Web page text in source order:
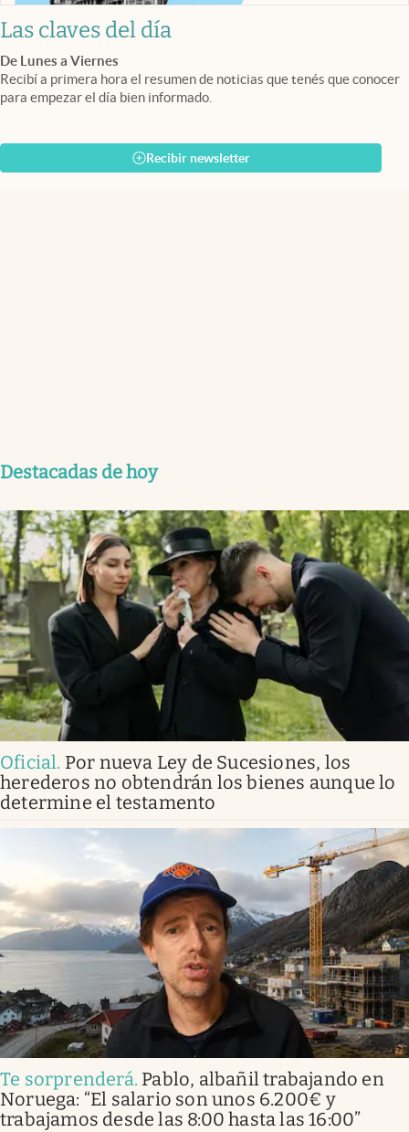
Las claves del día
De Lunes a Viernes
Recibí a primera hora el resumen de noticias que tenés que conocer
para empezar el día bien informado.
Recibir newsletter
Destacadas de hoy
Oficial. Por nueva Ley de Sucesiones, los
herederos no obtendrán los bienes aunque lo
determine el testamento
Te sorprenderá. Pablo, albañil trabajando en
Noruega: “El salario son unos 6.200€ y
trabajamos desde las 8:00 hasta las 16:00”